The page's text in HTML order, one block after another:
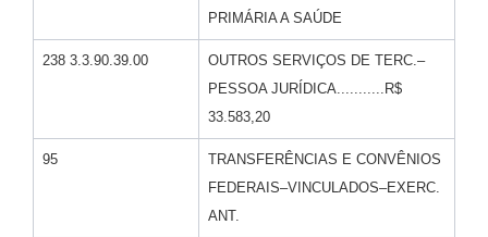
PRIMÁRIA A SAÚDE
238 3.3.90.39.00
OUTROS SERVIÇOS DE TERC.–
PESSOA JURÍDICA...........R$
33.583,20
95
TRANSFERÊNCIAS E CONVÊNIOS
FEDERAIS–VINCULADOS–EXERC.
ANT.